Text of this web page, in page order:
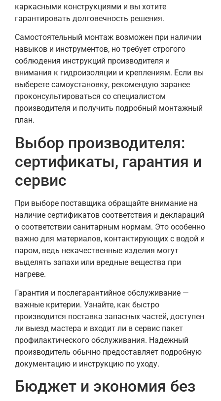
каркасными конструкциями и вы хотите
гарантировать долговечность решения.
Самостоятельный монтаж возможен при наличии
навыков и инструментов, но требует строгого
соблюдения инструкций производителя и
внимания к гидроизоляции и креплениям. Если вы
выберете самоустановку, рекомендую заранее
проконсультироваться со специалистом
производителя и получить подробный монтажный
план.
Выбор производителя:
сертификаты, гарантия и
сервис
При выборе поставщика обращайте внимание на
наличие сертификатов соответствия и деклараций
о соответствии санитарным нормам. Это особенно
важно для материалов, контактирующих с водой и
паром, ведь некачественные изделия могут
выделять запахи или вредные вещества при
нагреве.
Гарантия и послегарантийное обслуживание —
важные критерии. Узнайте, как быстро
производится поставка запасных частей, доступен
ли выезд мастера и входит ли в сервис пакет
профилактического обслуживания. Надежный
производитель обычно предоставляет подробную
документацию и инструкцию по уходу.
Бюджет и экономия без